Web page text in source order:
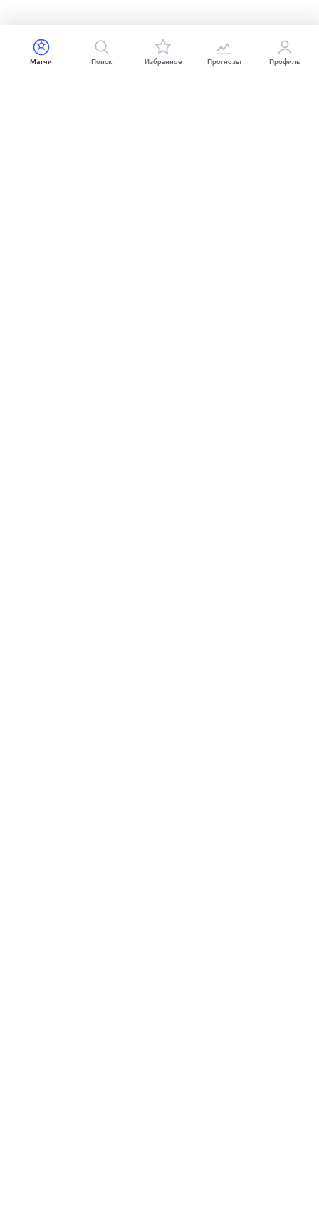
Матчи Поиск Избранное Прогнозы Профиль